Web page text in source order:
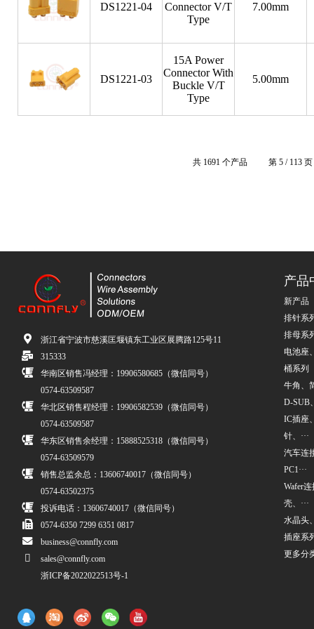
DS1221-04
Connector V/T
Type
7.00mm
DS1221-03
15A Power
Connector With
Buckle V/T
Type
5.00mm
共 1691 个产品 第 5 / 113 页
浙江省宁波市慈溪匡堰镇东工业区展腾路125号11
315333
华南区销售冯经理：19906580685（微信同号）
0574-63509587
华北区销售程经理：19906582539（微信同号）
0574-63509587
华东区销售余经理：15888525318（微信同号）
0574-63509579
销售总监余总：13606740017（微信同号）
0574-63502375
投诉电话：13606740017（微信同号）
0574-6350 7299 6351 0817
business@connfly.com
sales@connfly.com
浙ICP备2022022513号-1
产品
新产品
排针系
排母系
电池座
桶系列
牛角、
D-SUB
IC插座
针、···
汽车连
PC1···
Wafer
壳、···
水晶头
插座系
更多分